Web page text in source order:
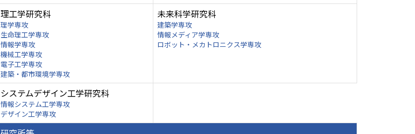
理工学研究科
理学専攻
生命理工学専攻
情報学専攻
機械工学専攻
電子工学専攻
建築・都市環境学専攻
未来科学研究科
建築学専攻
情報メディア学専攻
ロボット・メカトロニクス学専攻
システムデザイン工学研究科
情報システム工学専攻
デザイン工学専攻